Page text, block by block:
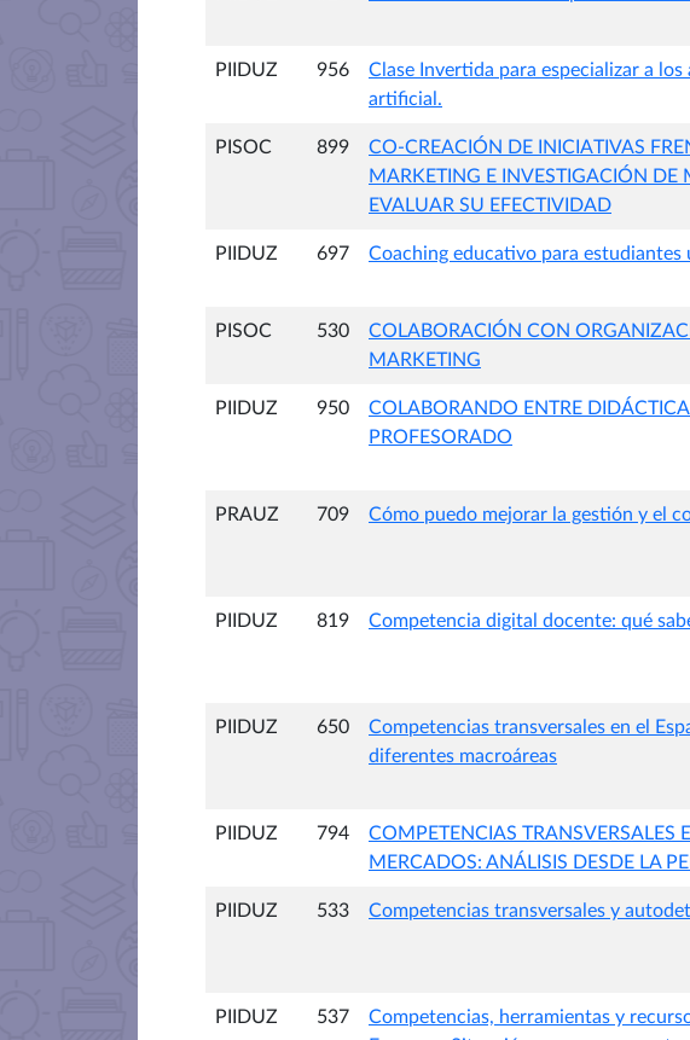
PIIDUZ 956
Clase Invertida para especializar a
artificial.
PISOC 899
CO-CREACIÓN DE INICIATIVAS
MARKETING E INVESTIGACIÓN
EVALUAR SU EFECTIVIDAD
PIIDUZ 697 Coaching educativo para
PISOC 530
COLABORACIÓN CON
MARKETING
PIIDUZ 950
COLABORANDO ENTRE
PROFESORADO
PRAUZ 709 Cómo puedo mejorar la gestión y el
PIIDUZ 819 Competencia digital docente: qué
PIIDUZ 650
Competencias transversales en el
diferentes macroáreas
PIIDUZ 794
COMPETENCIAS TRANSVERSALES
MERCADOS: ANÁLISIS DESDE LA
PIIDUZ 533 Competencias transversales y
PIIDUZ 537
Competencias, herramientas y